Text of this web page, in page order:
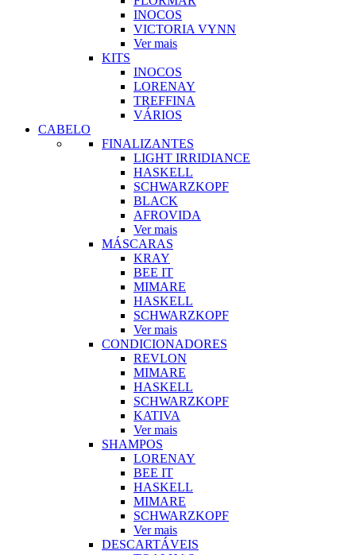
INOCOS
VICTORIA VYNN
Ver mais
KITS
INOCOS
LORENAY
TREFFINA
VÁRIOS
CABELO
FINALIZANTES
LIGHT IRRIDIANCE
HASKELL
SCHWARZKOPF
BLACK
AFROVIDA
Ver mais
MÁSCARAS
KRAY
BEE IT
MIMARE
HASKELL
SCHWARZKOPF
Ver mais
CONDICIONADORES
REVLON
MIMARE
HASKELL
SCHWARZKOPF
KATIVA
Ver mais
SHAMPOS
LORENAY
BEE IT
HASKELL
MIMARE
SCHWARZKOPF
Ver mais
DESCARTÁVEIS